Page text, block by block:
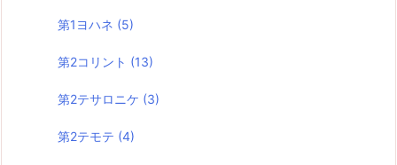
第1ヨハネ (5)
第2コリント (13)
第2テサロニケ (3)
第2テモテ (4)